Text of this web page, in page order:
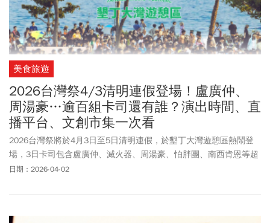
美食旅遊
2026台灣祭4/3清明連假登場！盧廣仲、
周湯豪…逾百組卡司還有誰？演出時間、直
播平台、文創市集一次看
2026台灣祭將於4月3日至5日清明連假，於墾丁大灣遊憩區熱鬧登
場，3日卡司包含盧廣仲、滅火器、周湯豪、怕胖團、南西肯恩等超
過百組藝人接力演出，現場還有眾多文創市集、美食攤位以及限定
日期：2026-04-02